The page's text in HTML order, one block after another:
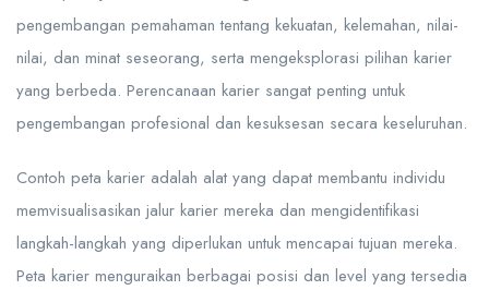
pengembangan pemahaman tentang kekuatan, kelemahan, nilai-
nilai, dan minat seseorang, serta mengeksplorasi pilihan karier
yang berbeda. Perencanaan karier sangat penting untuk
pengembangan profesional dan kesuksesan secara keseluruhan.
Contoh peta karier adalah alat yang dapat membantu individu
memvisualisasikan jalur karier mereka dan mengidentifikasi
langkah-langkah yang diperlukan untuk mencapai tujuan mereka.
Peta karier menguraikan berbagai posisi dan level yang tersedia